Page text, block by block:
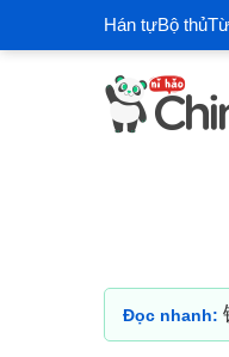
Hán tựBộ thủ
Đọc nhanh: